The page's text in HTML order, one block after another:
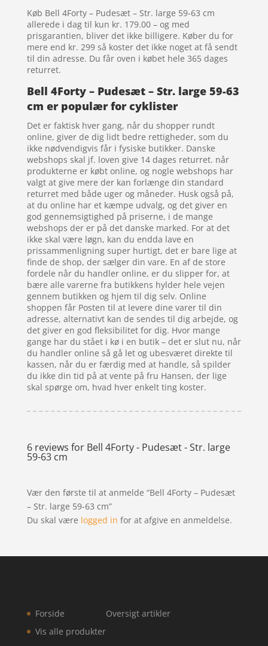
Køb Bell 4Forty – Pudesæt – Str. large 59-63 cm
allerede i dag til kun kr. 179.00 – og med
prisgarantien, bliver det ikke billigere. Køber du for
mere end kr. 299 så koster det ikke noget at få sendt
til din adresse. Du får oven i købet hele 365 dages
returret.
Bell 4Forty – Pudesæt – Str. large 59-63
cm er populær for cyklister
Det er faktisk hver gang, når du shopper rundt
online, giver de dig lidt bedre rettigheder, som du
ikke nødvendigvis får i fysiske butikker. Danske
webshops skal jf. loven give 14 dages returret. når
produkterne er købt online, og nogle webshops har
valgt at give mere der kan forlænge din standard
returret med både uger og måneder. Husk også på,
at du online har et kæmpe udvalg, og det giver en
god gennemsigtighed på priserne, i de mange
webshops der er på det danske marked. For at det
ikke skal være løgn, kan du endda lave en
prissammenligning super hurtigt, det er bare lige at
finde de shop, der sælger din vare. En af de store
fordele når du handler online, er du slipper for, at
bære alle varerne fra butikkens hylder hele vejen
gennem butikken og hjem til dig selv. Online
shoppen får Posten til at levere dine varer til din
adresse, alternativt kan de sendes til dig arbejde, og
det giver en god fleksibilitet for dig. Hvor mange
gange har du stået i kø i en butik – det er slut nu, når
du handler online så gå let og ubesværet direkte til
kassen, når du er færdig med at handle, så spilder
du ikke din tid på at vente på fru Hansen, der lige
skal spørge om, hvad hver enkelt ting koster.
6 reviews for Bell 4Forty - Pudesæt - Str. large
59-63 cm
Vær den første til at anmelde “Bell 4Forty – Pudesæt
– Str. large 59-63 cm”
Du skal være logged in for at afgive en anmeldelse.
Forside
Vis alle produkter
Oversigt artikler